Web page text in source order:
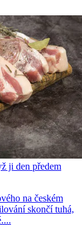
ji den předem
na českém
skončí tuhá,